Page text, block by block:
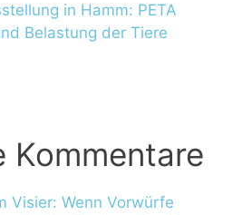
in Hamm: PETA
Belastung der Tiere
Kommentare
Visier: Wenn Vorwürfe